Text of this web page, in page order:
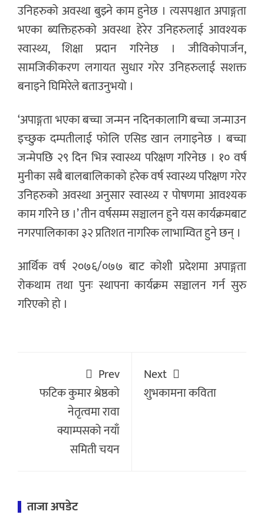
उनिहरुको अवस्था बुझ्ने काम हुनेछ । त्यसपश्चात अपाङ्गता
भएका ब्यक्तिहरुको अवस्था हेरेर उनिहरुलाई आवश्यक
स्वास्थ्य, शिक्षा प्रदान गरिनेछ । जीविकोपार्जन,
सामजिकीकरण लगायत सुधार गरेर उनिहरुलाई सशक्त
बनाइने घिमिरेले बताउनुभयो ।
‘अपाङ्गता भएका बच्चा जन्मन नदिनकालागि बच्चा जन्माउन
इच्छुक दम्पतीलाई फोलि एसिड खान लगाइनेछ । बच्चा
जन्मेपछि २९ दिन भित्र स्वास्थ्य परिक्षण गरिनेछ । १० वर्ष
मुनीका सबै बालबालिकाको हरेक वर्ष स्वास्थ्य परिक्षण गरेर
उनिहरुको अवस्था अनुसार स्वास्थ्य र पोषणमा आवश्यक
काम गरिने छ ।’ तीन वर्षसम्म सञ्चालन हुने यस कार्यक्रमबाट
नगरपालिकाका ३२ प्रतिशत नागरिक लाभाम्वित हुने छन् ।
आर्थिक वर्ष २०७६/०७७ बाट कोशी प्रदेशमा अपाङ्गता
रोकथाम तथा पुनः स्थापना कार्यक्रम सञ्चालन गर्न सुरु
गरिएको हो ।
Prev
फटिक कुमार श्रेष्ठको
नेतृत्वमा रावा
क्याम्पसको नयाँ
समिती चयन
Next
शुभकामना कविता
ताजा अपडेट